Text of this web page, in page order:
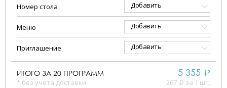
Номер стола Добавить
Меню Добавить
Приглашение Добавить
ИТОГО ЗА 20 ПРОГРАММ
* без учета доставки
5 355 a
267 a за 1 шт.